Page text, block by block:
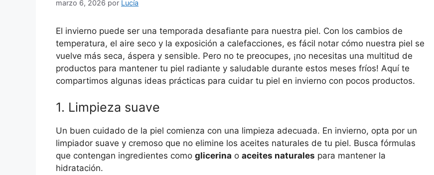
marzo 6, 2026 por Lucía
El invierno puede ser una temporada desafiante para nuestra piel. Con los cambios de
temperatura, el aire seco y la exposición a calefacciones, es fácil notar cómo nuestra piel se
vuelve más seca, áspera y sensible. Pero no te preocupes, ¡no necesitas una multitud de
productos para mantener tu piel radiante y saludable durante estos meses fríos! Aquí te
compartimos algunas ideas prácticas para cuidar tu piel en invierno con pocos productos.
1. Limpieza suave
Un buen cuidado de la piel comienza con una limpieza adecuada. En invierno, opta por un
limpiador suave y cremoso que no elimine los aceites naturales de tu piel. Busca fórmulas
que contengan ingredientes como glicerina o aceites naturales para mantener la
hidratación.